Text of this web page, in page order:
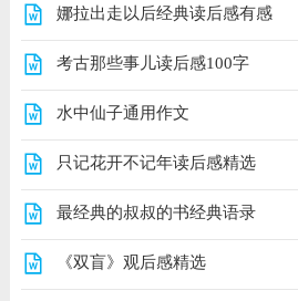
娜拉出走以后经典读后感有感
考古那些事儿读后感100字
水中仙子通用作文
只记花开不记年读后感精选
最经典的叔叔的书经典语录
《双盲》观后感精选